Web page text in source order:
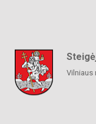
Vilniaus